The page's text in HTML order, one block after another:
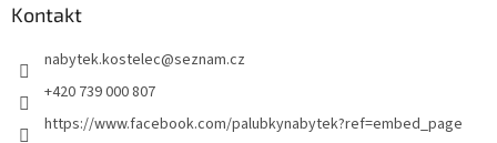
Kontakt
nabytek.kostelec@seznam.cz
+420 739 000 807
https://www.facebook.com/palubkynabytek?ref=embed_page